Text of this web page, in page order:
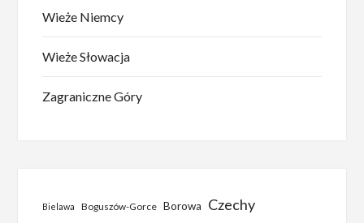
Wieże Niemcy
Wieże Słowacja
Zagraniczne Góry
Bielawa Boguszów-Gorce Borowa Czechy